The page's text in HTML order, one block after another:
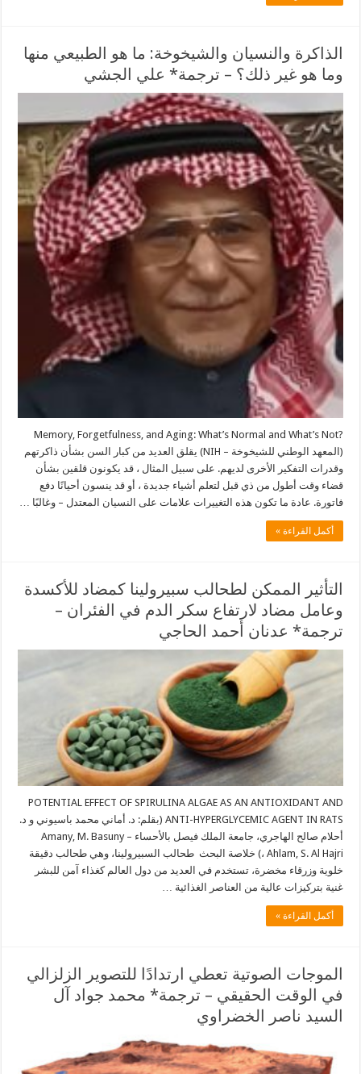
الذاكرة والنسيان والشيخوخة: ما هو الطبيعي منها
وما هو غير ذلك؟ – ترجمة* علي الجشي
?Memory, Forgetfulness, and Aging: What’s Normal and What’s Not
(المعهد الوطني للشيخوخة – NIH) يقلق العديد من كبار السن بشأن ذاكرتهم
وقدرات التفكير الأخرى لديهم. على سبيل المثال ، قد يكونون قلقين بشأن
قضاء وقت أطول من ذي قبل لتعلم أشياء جديدة ، أو قد ينسون أحيانًا دفع
فاتورة. عادة ما تكون هذه التغييرات علامات على النسيان المعتدل – وغالبًا …
أكمل القراءة »
التأثير الممكن لطحالب سبيرولينا كمضاد للأكسدة
وعامل مضاد لارتفاع سكر الدم في الفئران –
ترجمة* عدنان أحمد الحاجي
POTENTIAL EFFECT OF SPIRULINA ALGAE AS AN ANTIOXIDANT AND
ANTI-HYPERGLYCEMIC AGENT IN RATS (بقلم: د. أماني محمد باسيوني و د.
أحلام صالح الهاجري، جامعة الملك فيصل بالأحساء – Amany, M. Basuny
، Ahlam, S. Al Hajri) خلاصة البحث طحالب السبيرولينا، وهي طحالب دقيقة
خلوية وزرقاء مخضرة، تستخدم في العديد من دول العالم كغذاء آمن للبشر
غنية بتركيزات عالية من العناصر الغذائية …
أكمل القراءة »
الموجات الصوتية تعطي ارتدادًا للتصوير الزلزالي
في الوقت الحقيقي – ترجمة* محمد جواد آل
السيد ناصر الخضراوي